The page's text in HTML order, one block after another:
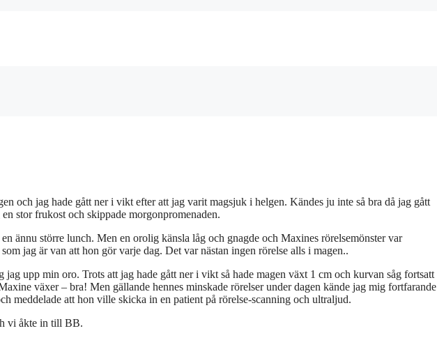
och jag hade gått ner i vikt efter att jag varit magsjuk i helgen. Kändes ju inte så bra då jag gått
stor frukost och skippade morgonpromenaden.
ännu större lunch. Men en orolig känsla låg och gnagde och Maxines rörelsemönster var
jag är van att hon gör varje dag. Det var nästan ingen rörelse alls i magen..
upp min oro. Trots att jag hade gått ner i vikt så hade magen växt 1 cm och kurvan såg fortsatt
växer – bra! Men gällande hennes minskade rörelser under dagen kände jag mig fortfarande
meddelade att hon ville skicka in en patient på rörelse-scanning och ultraljud.
vi åkte in till BB.